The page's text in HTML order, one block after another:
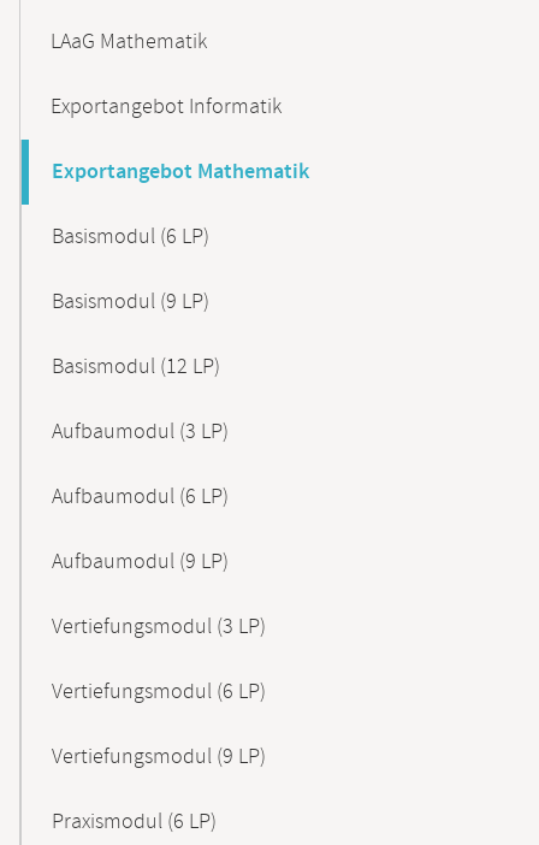
LAaG Mathematik
Exportangebot Informatik
Exportangebot Mathematik
Basismodul (6 LP)
Basismodul (9 LP)
Basismodul (12 LP)
Aufbaumodul (3 LP)
Aufbaumodul (6 LP)
Aufbaumodul (9 LP)
Vertiefungsmodul (3 LP)
Vertiefungsmodul (6 LP)
Vertiefungsmodul (9 LP)
Praxismodul (6 LP)